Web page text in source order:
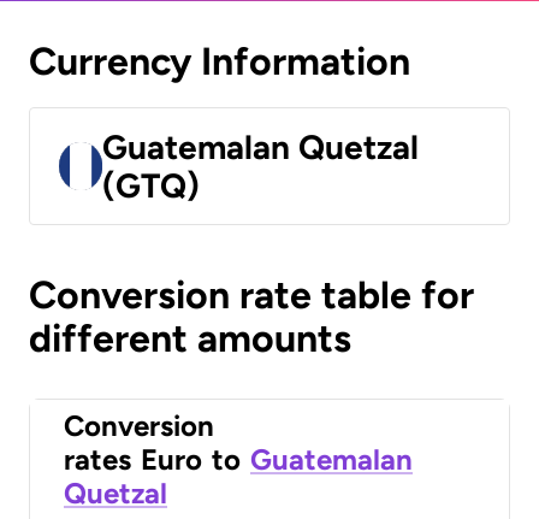
Currency Information
Guatemalan Quetzal
(GTQ)
Conversion rate table for
different amounts
Conversion
rates Euro to Guatemalan
Quetzal